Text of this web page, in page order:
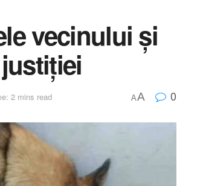
vecinului și
2 mins read AA 0